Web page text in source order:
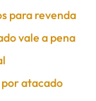
para revenda
vale a pena
atacado